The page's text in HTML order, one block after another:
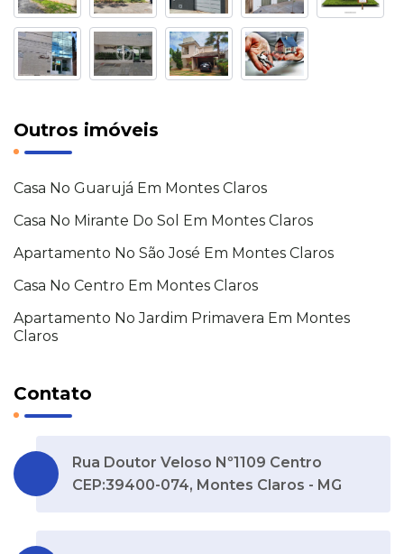
Outros imóveis
Casa No Guarujá Em Montes Claros
Casa No Mirante Do Sol Em Montes Claros
Apartamento No São José Em Montes Claros
Casa No Centro Em Montes Claros
Apartamento No Jardim Primavera Em Montes
Claros
Contato
Rua Doutor Veloso Nº1109 Centro
CEP:39400-074, Montes Claros - MG